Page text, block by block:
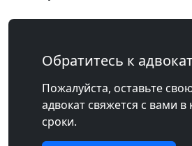
Обратитесь к
Пожалуйста, оставьте
адвокат свяжется с вами
сроки.